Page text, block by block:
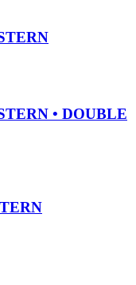
• DOUBLE